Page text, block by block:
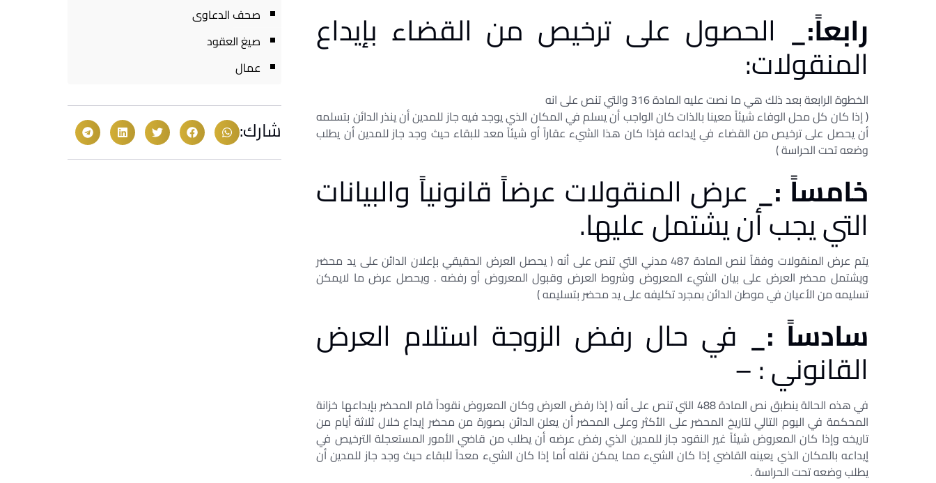
رابعاً:_ الحصول على ترخيص من القضاء بإيداع
المنقولات:
الخطوة الرابعة بعد ذلك هي ما نصت عليه المادة 316 والتي تنص على انه
( إذا كان كل محل الوفاء شيئاً معينا بالذات كان الواجب أن يسلم في المكان الذي يوجد فيه جاز للمدين أن ينذر الدائن بتسلمه
أن يحصل على ترخيص من القضاء في إيداعه فإذا كان هذا الشيء عقاراً أو شيئاً معد للبقاء حيث وجد جاز للمدين أن يطلب
وضعه تحت الحراسة )
خامساً :_ عرض المنقولات عرضاً قانونياً والبيانات
التي يجب أن يشتمل عليها.
يتم عرض المنقولات وفقاً لنص المادة 487 مدني التي تنص على أنه ( يحصل العرض الحقيقي بإعلان الدائن على يد محضر
ويشتمل محضر العرض على بيان الشيء المعروض وشروط العرض وقبول المعروض أو رفضه . ويحصل عرض ما لايمكن
تسليمه من الأعيان في موطن الدائن بمجرد تكليفه على يد محضر بتسليمه )
سادساً :_ في حال رفض الزوجة استلام العرض
القانوني : –
في هذه الحالة ينطبق نص المادة 488 التي تنص على أنه ( إذا رفض العرض وكان المعروض نقوداً قام المحضر بإيداعها خزانة
المحكمة في اليوم التالي لتاريخ المحضر على الأكثر وعلى المحضر أن يعلن الدائن بصورة من محضر إيداع خلال ثلاثة أيام من
تاريخه وإذا كان المعروض شيئاً غير النقود جاز للمدين الذي رفض عرضه أن يطلب من قاضي الأمور المستعجلة الترخيص في
إيداعه بالمكان الذي يعينه القاضي إذا كان الشيء مما يمكن نقله أما إذا كان الشيء معداً للبقاء حيث وجد جاز للمدين أن
يطلب وضعه تحت الحراسة .
صحف الدعاوى
صيغ العقود
عمال
شارك: